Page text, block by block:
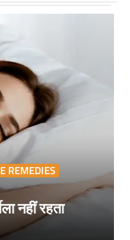
REMEDIES
नहीं रहता